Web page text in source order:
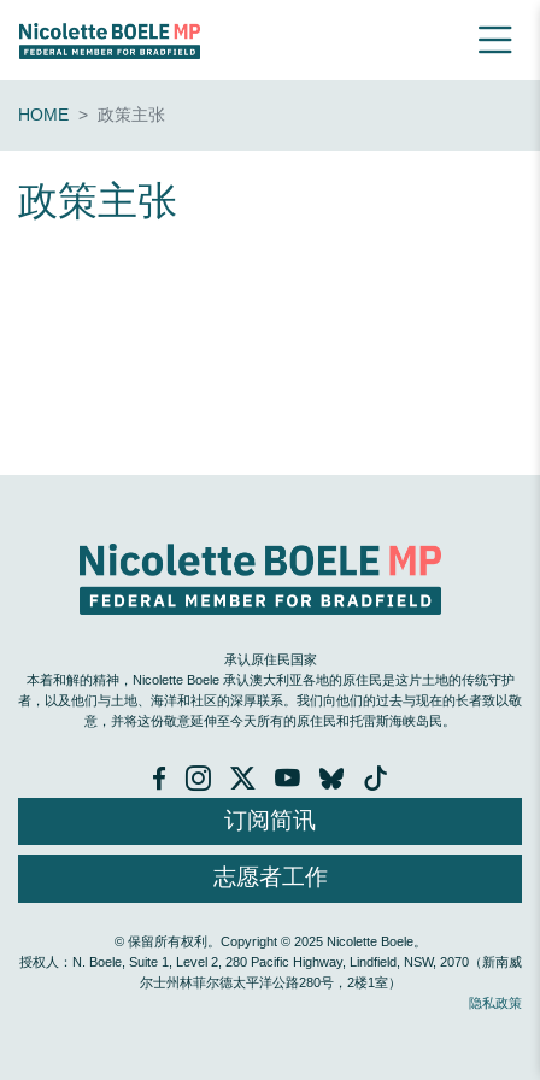
HOME 政策主张
政策主张
承认原住民国家
本着和解的精神，Nicolette Boele 承认澳大利亚各地的原住民是这片土地的传统守护
者，以及他们与土地、海洋和社区的深厚联系。我们向他们的过去与现在的长者致以敬
意，并将这份敬意延伸至今天所有的原住民和托雷斯海峡岛民。
订阅简讯
志愿者工作
© 保留所有权利。Copyright © 2025 Nicolette Boele。
授权人：N. Boele, Suite 1, Level 2, 280 Pacific Highway, Lindfield, NSW, 2070（新南威
尔士州林菲尔德太平洋公路280号，2楼1室）
隐私政策